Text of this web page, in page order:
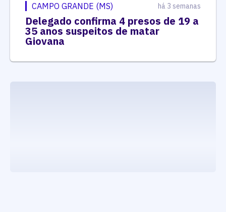
CAMPO GRANDE (MS) há 3 semanas
Delegado confirma 4 presos de 19 a
35 anos suspeitos de matar
Giovana